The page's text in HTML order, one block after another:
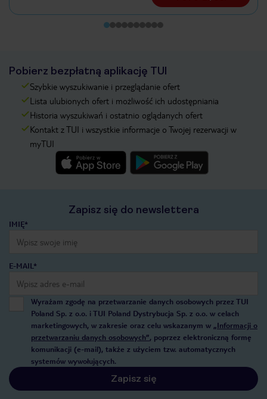
Pobierz bezpłatną aplikację TUI
Szybkie wyszukiwanie i przeglądanie ofert
Lista ulubionych ofert i możliwość ich udostępniania
Historia wyszukiwań i ostatnio oglądanych ofert
Kontakt z TUI i wszystkie informacje o Twojej rezerwacji w
myTUI
Zapisz się do newslettera
IMIĘ*
E-MAIL*
Wyrażam zgodę na przetwarzanie danych osobowych przez TUI
Poland Sp. z o.o. i TUI Poland Dystrybucja Sp. z o.o. w celach
marketingowych, w zakresie oraz celu wskazanym w „Informacji o
przetwarzaniu danych osobowych”, poprzez elektroniczną formę
komunikacji (e-mail), także z użyciem tzw. automatycznych
systemów wywołujących.
Zapisz się